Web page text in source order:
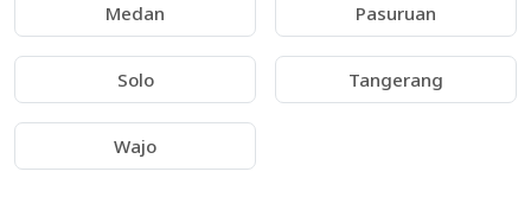
Medan Pasuruan
Solo Tangerang
Wajo